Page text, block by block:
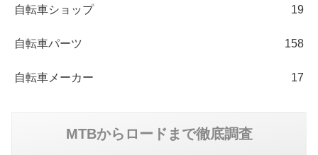
自転車ショップ 19
自転車パーツ 158
自転車メーカー 17
MTBからロードまで徹底調査